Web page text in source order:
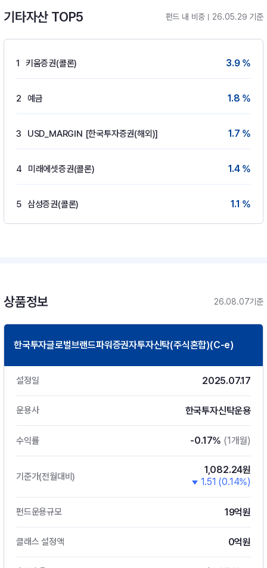
기타자산 TOP5 펀드 내 비중 26.05.29 기준
1 키움증권(콜론) 3.9 %
2 예금 1.8 %
3 USD_MARGIN [한국투자증권(해외)] 1.7 %
4 미래에셋증권(콜론) 1.4 %
5 삼성증권(콜론) 1.1 %
상품정보 26.08.07기준
한국투자글로벌브랜드파워증권자투자신탁(주식혼합)(C-e)
설정일 2025.07.17
운용사 한국투자신탁운용
수익률 -0.17% (1개월)
기준가(전월대비)
1,082.24원
1.51 (0.14%)
펀드운용규모 19억원
클래스 설정액 0억원